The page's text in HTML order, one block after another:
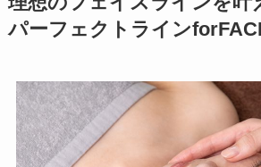
パーフェクトライン